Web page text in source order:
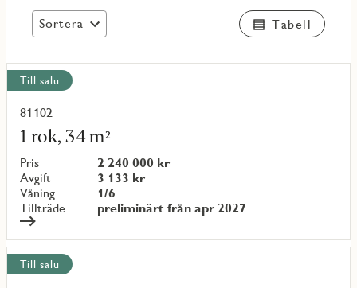
Sortera Tabell
Visa
alla
objekt
Till salu
81102
1 rok, 34 m²
Pris
2 240 000 kr
Avgift
3 133 kr
Våning
1/6
Tillträde
preliminärt från apr 2027
Läs
mer
om
objekt
{objectNumber}
Till salu